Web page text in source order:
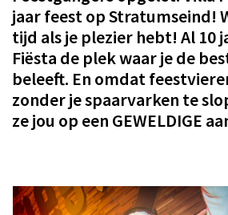
Winkels
Werken
Aanbiedingen
Ook reclame maken?
Inloggen
jaar feest op Stratumseind!
tijd als je plezier hebt! Al 10
Fiësta de plek waar je de
beleeft. En omdat
zonder je spaarvarken te
ze jou op een GEWELDIGE